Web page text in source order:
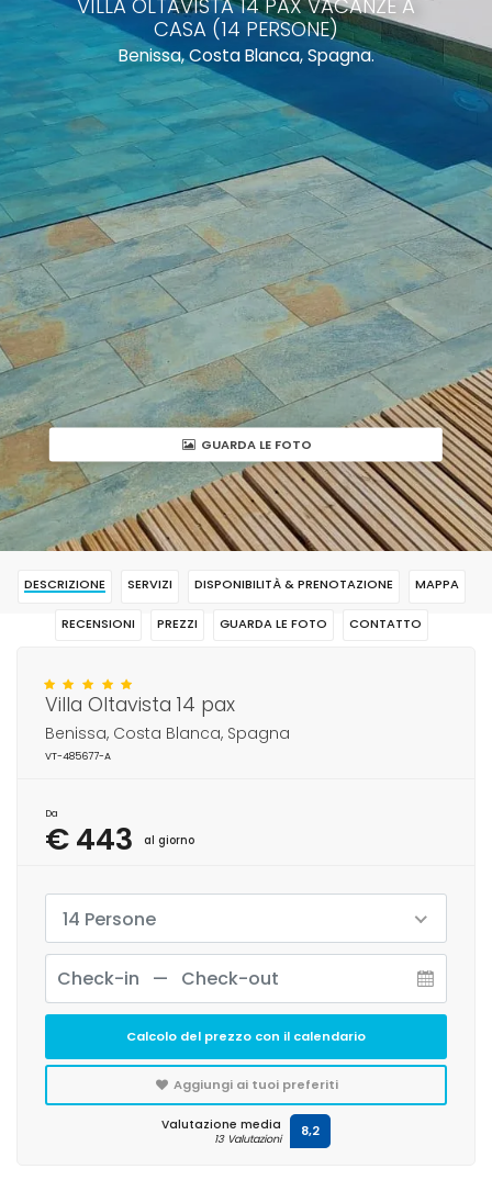
VILLA OLTAVISTA 14 PAX VACANZE A
CASA (14 PERSONE)
Benissa, Costa Blanca, Spagna.
GUARDA LE FOTO
DESCRIZIONE SERVIZI DISPONIBILITÀ & PRENOTAZIONE MAPPA
RECENSIONI PREZZI GUARDA LE FOTO CONTATTO
Villa Oltavista 14 pax
Benissa, Costa Blanca, Spagna
VT-485677-A
Da
€ 443 al giorno
14 Persone
Calcolo del prezzo con il calendario
Aggiungi ai tuoi preferiti
Valutazione media
13 Valutazioni 8,2